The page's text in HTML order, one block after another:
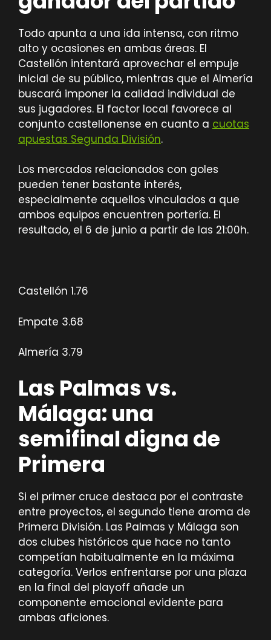
Todo apunta a una ida intensa, con ritmo
alto y ocasiones en ambas áreas. El
Castellón intentará aprovechar el empuje
inicial de su público, mientras que el Almería
buscará imponer la calidad individual de
sus jugadores. El factor local favorece al
conjunto castellonense en cuanto a cuotas
apuestas Segunda División.
Los mercados relacionados con goles
pueden tener bastante interés,
especialmente aquellos vinculados a que
ambos equipos encuentren portería. El
resultado, el 6 de junio a partir de las 21:00h.
Castellón 1.76
Empate 3.68
Almería 3.79
Las Palmas vs.
Málaga: una
semifinal digna de
Primera
Si el primer cruce destaca por el contraste
entre proyectos, el segundo tiene aroma de
Primera División. Las Palmas y Málaga son
dos clubes históricos que hace no tanto
competían habitualmente en la máxima
categoría. Verlos enfrentarse por una plaza
en la final del playoff añade un
componente emocional evidente para
ambas aficiones.